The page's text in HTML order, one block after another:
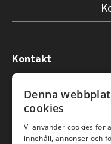
Kontakt
Vänligen fyll i formuläret
mer kontaktinformation å
E-post*
Denna
cookies
Vi använder cookies för
innehåll, annonser och